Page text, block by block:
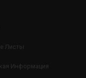
Листы
Информация